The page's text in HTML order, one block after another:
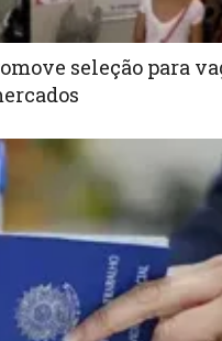
seleção para